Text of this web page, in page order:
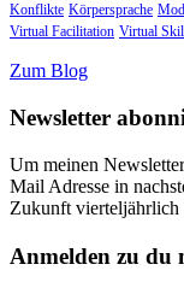
Konflikte Körpersprache
Virtual Facilitation Virtual
Zum Blog
Newsletter
Um meinen
Mail Adresse in
Zukunft vierteljährlich
Anmelden zu du